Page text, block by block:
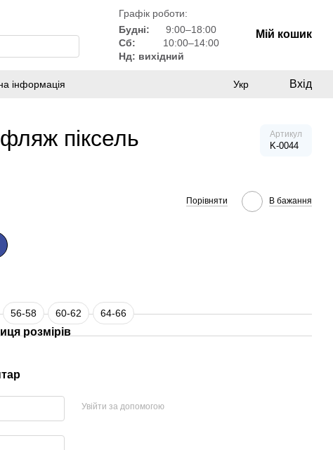
Графік роботи:
Будні:
9:00–18:00
Сб:
10:00–14:00
Нд: вихідний
Мій кошик
інформація Укр Вхід
піксель Артикул
K-0044
Порівняти В бажання
56-58 60-62 64-66
розмірів
Увійти за допомогою